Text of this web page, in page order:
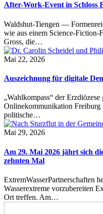
After-Work-Event in
Waldshut-Tiengen —
wie aus einem Science-
Gross, die…
Mai 22, 2026
Auszeichnung für digitale
„Wahlkompass“ der
Onlinekommunikation
politische…
Mai 29, 2026
Am 29. Mai 2026 jährt sich
zehnten Mal
ExtremWasserPartnerschaften
Wasserextreme vorzubereiten
Ort treffen. Am…